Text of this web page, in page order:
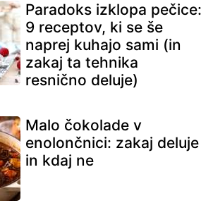
Paradoks izklopa pečice:
9 receptov, ki se še
naprej kuhajo sami (in
zakaj ta tehnika
resnično deluje)
Malo čokolade v
enolončnici: zakaj deluje
in kdaj ne